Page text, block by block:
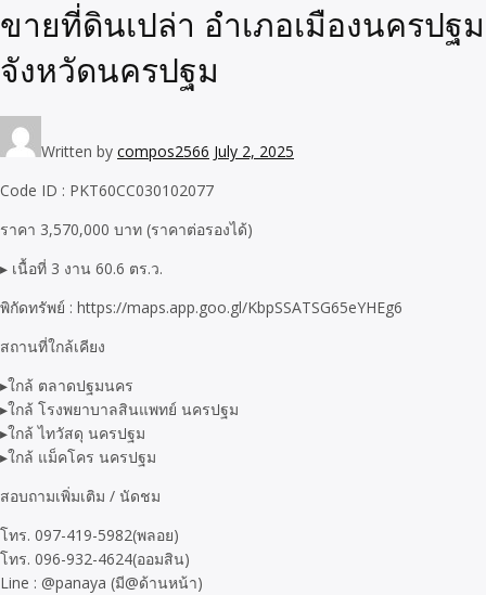
ขายที่ดินเปล่า อำเภอเมืองนครปฐม
จังหวัดนครปฐม
Written by compos2566 July 2, 2025
Code ID : PKT60CC030102077
ราคา 3,570,000 บาท (ราคาต่อรองได้)
▸ เนื้อที่ 3 งาน 60.6 ตร.ว.
พิกัดทรัพย์ : https://maps.app.goo.gl/KbpSSATSG65eYHEg6
สถานที่ใกล้เคียง
▸ใกล้ ตลาดปฐมนคร
▸ใกล้ โรงพยาบาลสินแพทย์ นครปฐม
▸ใกล้ ไทวัสดุ นครปฐม
▸ใกล้ แม็คโคร นครปฐม
สอบถามเพิ่มเติม / นัดชม
โทร. 097-419-5982(พลอย)
โทร. 096-932-4624(ออมสิน)
Line : @panaya (มี@ด้านหน้า)